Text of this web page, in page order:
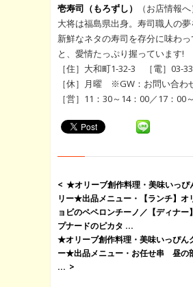
壱寿司（もろずし）
（お店情報へ
大将は福島県出身。寿司職人の夢
新鮮なネタの寿司を存分に味わ
と、愛情たっぷり握っています!
［住］大和町1-32-3 ［電］03-
［休］月曜 ※GW：お問い合わ
［営］11：30～14：00／17：00
★オリーブ創作料理・美味いっぴ
リー★出品メニュー・【ランチ】オ
ョビのペペロンチーノ／【ディナー
プナードのピカタ ...
★オリーブ創作料理・美味いっぴん
ー★出品メニュー・お任せ串 昼の
...